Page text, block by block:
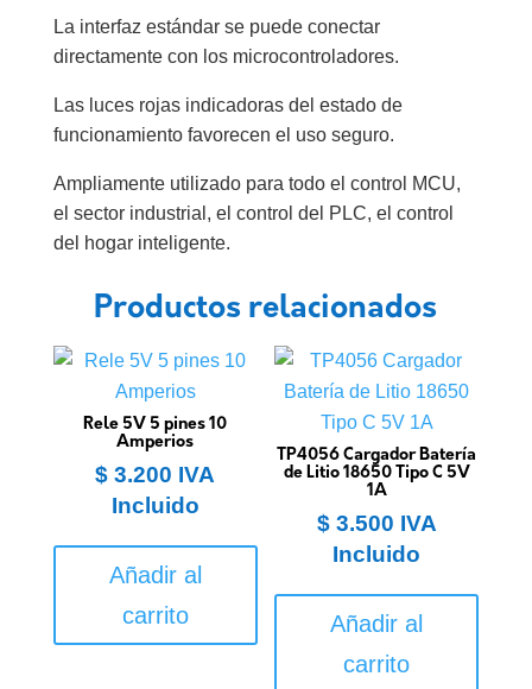
La interfaz estándar se puede conectar
directamente con los microcontroladores.
Las luces rojas indicadoras del estado de
funcionamiento favorecen el uso seguro.
Ampliamente utilizado para todo el control MCU,
el sector industrial, el control del PLC, el control
del hogar inteligente.
Productos relacionados
Rele 5V 5 pines 10
Amperios
$ 3.200 IVA
Incluido
Añadir al
carrito
TP4056 Cargador Batería
de Litio 18650 Tipo C 5V
1A
$3.500 IVA
Incluido
Añadir al
carrito